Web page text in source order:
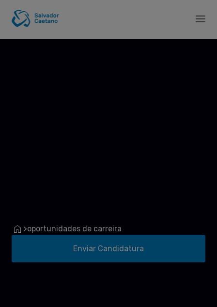
>oportunidades de carreira
Enviar Candidatura